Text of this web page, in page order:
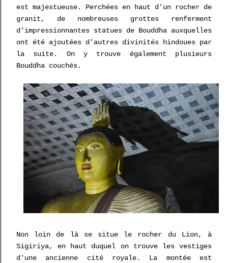
est majestueuse. Perchées en haut d'un rocher de
granit, de nombreuses grottes renferment
d'impressionnantes statues de Bouddha auxquelles
ont été ajoutées d'autres divinités hindoues par
la suite. On y trouve également plusieurs
Bouddha couchés.
Non loin de là se situe le rocher du Lion, à
Sigiriya, en haut duquel on trouve les vestiges
d'une ancienne cité royale. La montée est